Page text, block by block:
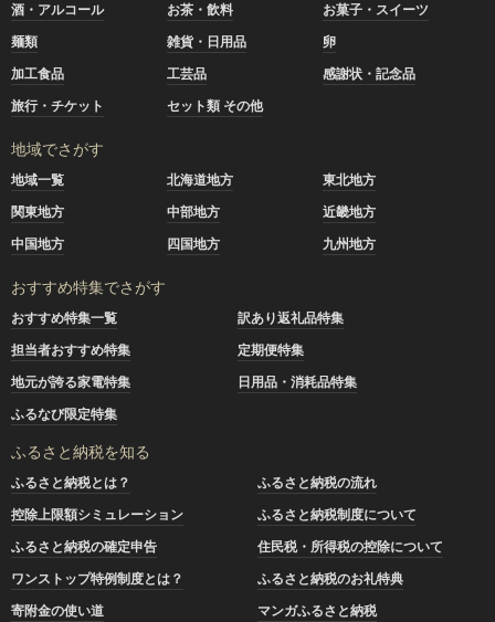
酒・アルコール
お茶・飲料
お菓子・スイーツ
麺類
雑貨・日用品
卵
加工食品
工芸品
感謝状・記念品
旅行・チケット
セット類 その他
地域でさがす
地域一覧 北海道地方
東北地方
関東地方
中部地方
近畿地方
中国地方
四国地方 九州地方
おすすめ特集でさがす
おすすめ特集一覧
訳あり返礼品特集
担当者おすすめ特集
定期便特集
地元が誇る家電特集
日用品・消耗品特集
ふるなび限定特集
ふるさと納税を知る
ふるさと納税とは？
ふるさと納税の流れ
控除上限額シミュレーション
ふるさと納税制度について
ふるさと納税の確定申告
住民税・所得税の控除について
ワンストップ特例制度とは？
ふるさと納税のお礼特典
寄附金の使い道
マンガふるさと納税